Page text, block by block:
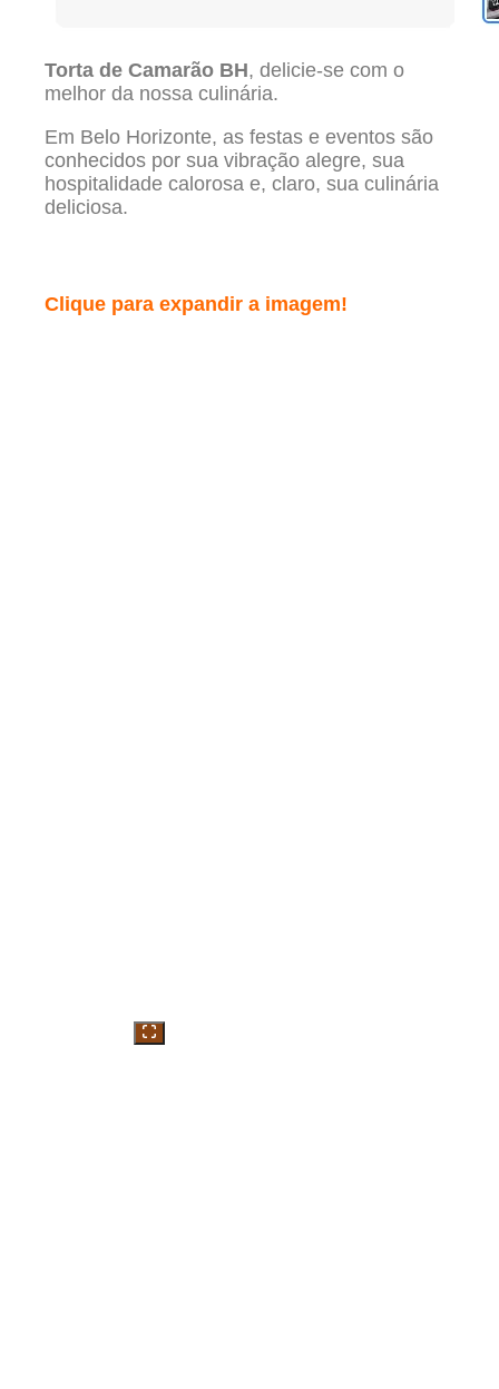
Torta de Camarão BH, delicie-se com o
melhor da nossa culinária.
Em Belo Horizonte, as festas e eventos são
conhecidos por sua vibração alegre, sua
hospitalidade calorosa e, claro, sua culinária
deliciosa.
Clique para expandir a imagem!